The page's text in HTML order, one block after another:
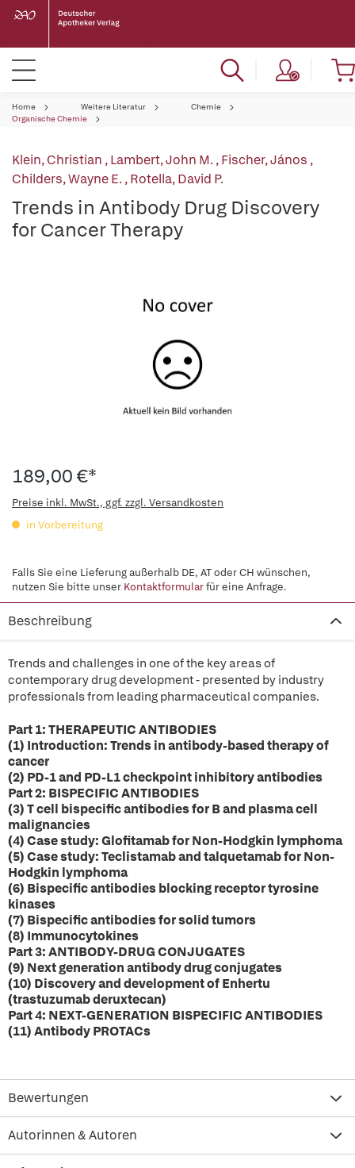
Home Weitere Literatur
Chemie
Organische Chemie
Klein, Christian ,Lambert, John M.,Fischer, János ,
Childers, Wayne E.,Rotella, David P.
Trends in Antibody Drug Discovery
for Cancer Therapy
189,00 €*
Preise inkl. MwSt., ggf. zzgl. Versandkosten
in Vorbereitung
Falls Sie eine Lieferung außerhalb DE, AT oder CH wünschen,
nutzen Sie bitte unser Kontaktformularfür eine Anfrage.
Beschreibung
Trends and challenges in one of the key areas of
contemporary drug development - presented by industry
professionals from leading pharmaceutical companies.
Part 1: THERAPEUTIC ANTIBODIES
(1) Introduction: Trends in antibody-based therapy of
cancer
(2) PD-1 and PD-L1 checkpoint inhibitory antibodies
Part 2: BISPECIFIC ANTIBODIES
(3) T cell bispecific antibodies for B and plasma cell
malignancies
(4) Case study: Glofitamab for Non-Hodgkin lymphoma
(5) Case study: Teclistamab and talquetamab for Non-
Hodgkin lymphoma
(6) Bispecific antibodies blocking receptor tyrosine
kinases
(7) Bispecific antibodies for solid tumors
(8) Immunocytokines
Part 3: ANTIBODY-DRUG CONJUGATES
(9) Next generation antibody drug conjugates
(10) Discovery and development of Enhertu
(trastuzumab deruxtecan)
Part 4: NEXT-GENERATION BISPECIFIC ANTIBODIES
(11) Antibody PROTACs
Bewertungen
Autorinnen & Autoren